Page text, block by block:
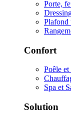
Porte,
Plafond
Confort
Poêle
Spa et
Solution